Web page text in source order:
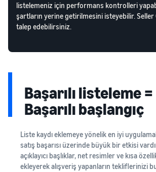
listelemeniz için performans kontrolleri
şartların yerine getirilmesini isteyebilir. Seller
talep edebilirsiniz.
Başarılı listeleme =
Başarılı başlangıç
Liste kaydı eklemeye yönelik en iyi
satış başarısı üzerinde büyük bir etkisi
açıklayıcı başlıklar, net resimler ve kısa
ekleyerek alışveriş yapanların tekliflerinizi